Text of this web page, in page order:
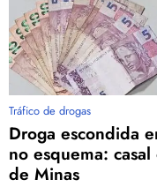
Tráfico de drogas
Droga escondida
no esquema:
de Minas